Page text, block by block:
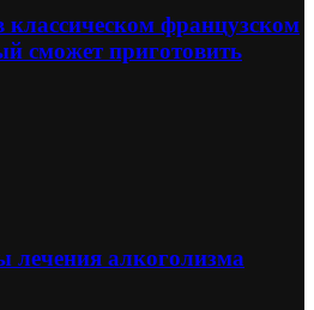
французском
сможет приготовить
лечения алкоголизма